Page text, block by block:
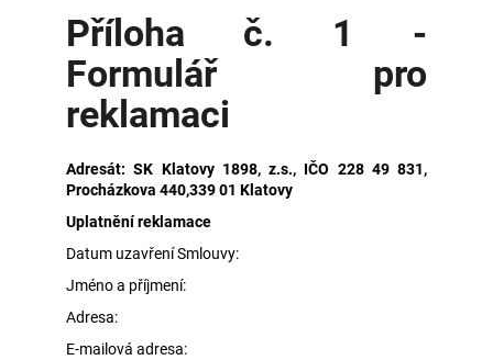
Příloha č. 1 -
Formulář pro
reklamaci
Adresát: SK Klatovy 1898, z.s., IČO 228 49 831,
Procházkova 440,339 01 Klatovy
Uplatnění reklamace
Datum uzavření Smlouvy:
Jméno a příjmení:
Adresa:
E-mailová adresa: